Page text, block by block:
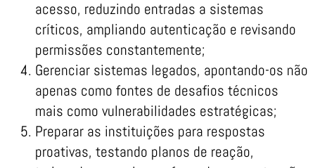
acesso, reduzindo entradas a sistemas
críticos, ampliando autenticação e revisando
permissões constantemente;
Gerenciar sistemas legados, apontando-os não
apenas como fontes de desafios técnicos
mais como vulnerabilidades estratégicas;
Preparar as instituições para respostas
proativas, testando planos de reação,